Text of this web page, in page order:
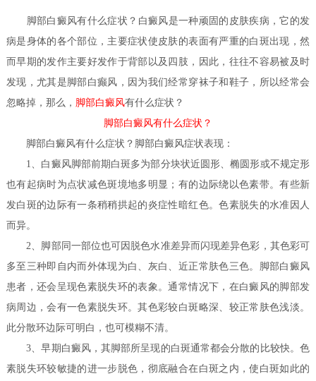
脚部白癜风有什么症状？ 白癜风是一种顽固的皮肤疾病，它的发
病是身体的各个部位，主要症状使皮肤的表面有严重的白斑出现，然
而早期的发作主要好发作于背部以及四肢，因此，往往不容易被及时
发现，尤其是脚部白癫风，因为我们经常穿袜子和鞋子，所以经常会
忽略掉，那么， 脚部白癜风有什么症状？
脚部白癜风有什么症状？
脚部白癜风有什么症状？ 脚部白癜风症状表现：
1、白癜风脚部前期白斑多为部分块状近圆形、椭圆形或不规定形
也有起病时为点状减色斑境地多明显；有的边际绕以色素带。有些新
发白斑的边际有一条稍稍拱起的炎症性暗红色。色素脱失的水准因人
而异。
2、脚部同一部位也可因脱色水准差异而闪现差异色彩，其色彩可
多至三种即自内而外体现为白、灰白、近正常肤色三色。脚部白癜风
患者，还会呈现色素脱失环的表象。通常情况下，在白癜风的脚部发
病周边，会有一色素脱失环。其色彩较白斑略深、较正常肤色浅淡。
此分散环边际可明白，也可模糊不清。
3、早期白癜风，其脚部所呈现的白斑通常都会分散的比较快。色
素脱失环较敏捷的进一步脱色，彻底融合在白斑之内，使白斑如此的